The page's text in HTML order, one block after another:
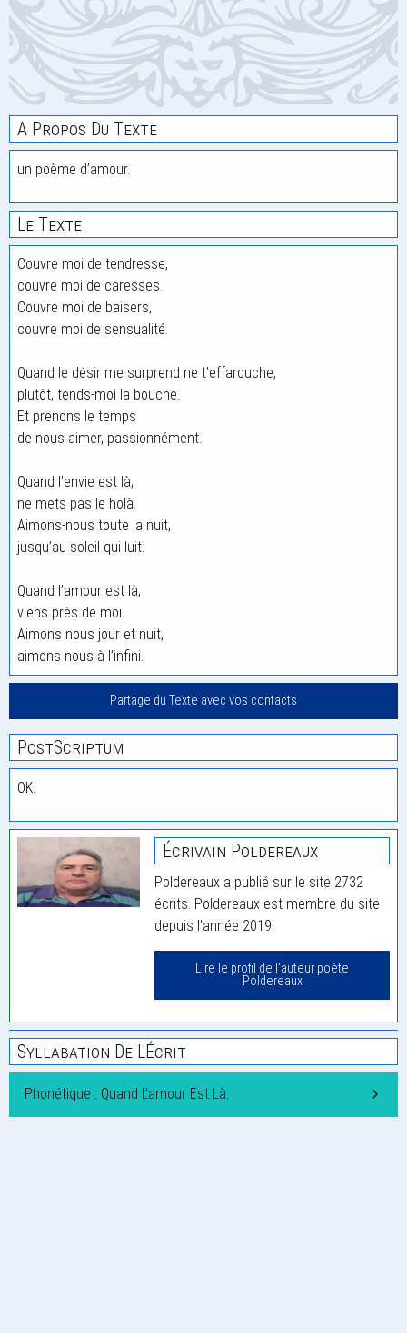
A Propos Du Texte
un poème d’amour.
Le Texte
Couvre moi de tendresse,
couvre moi de caresses.
Couvre moi de baisers,
couvre moi de sensualité.
Quand le désir me surprend ne t’effarouche,
plutôt, tends-moi la bouche.
Et prenons le temps
de nous aimer, passionnément.
Quand l’envie est là,
ne mets pas le holà.
Aimons-nous toute la nuit,
jusqu’au soleil qui luit.
Quand l’amour est là,
viens près de moi.
Aimons nous jour et nuit,
aimons nous à l’infini.
Partage du Texte avec vos contacts
PostScriptum
OK.
Écrivain Poldereaux
Poldereaux a publié sur le site 2732
écrits. Poldereaux est membre du site
depuis l'année 2019.
Lire le profil de l'auteur poète
Poldereaux
Syllabation De L'Écrit
Phonétique : Quand L’amour Est Là.